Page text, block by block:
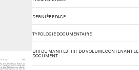
DERNIÈRE PAGE
TYPOLOGIE DOCUMENTAIRE
URI DU MANIFEST IIIF DU VOLUME CONTENANT LE
DOCUMENT